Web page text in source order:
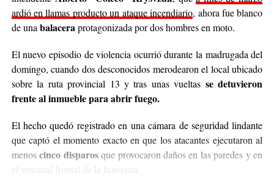
populares de arroz con pollo, por lo que también
recibirán donaciones de alimentos no perecederos.
Para comunicarse con el organizador de la iniciativa,
podrán enviar mensajes, audios o realizar llamadas al
3764140551
o a través de Instagram
@agustin_pineiroo
ardió en llamas producto un ataque incendiario, ahora fue blanco
de una balacera protagonizada por dos hombres en moto.
El nuevo episodio de violencia ocurrió durante la madrugada del
domingo, cuando dos desconocidos merodearon el local ubicado
sobre la ruta provincial 13 y tras unas vueltas se detuvieron
frente al inmueble para abrir fuego.
El hecho quedó registrado en una cámara de seguridad lindante
que captó el momento exacto en que los atacantes ejecutaron al
menoscinco disparosque provocaron daños en las paredes y en
el ventanal frontal de la funeraria.